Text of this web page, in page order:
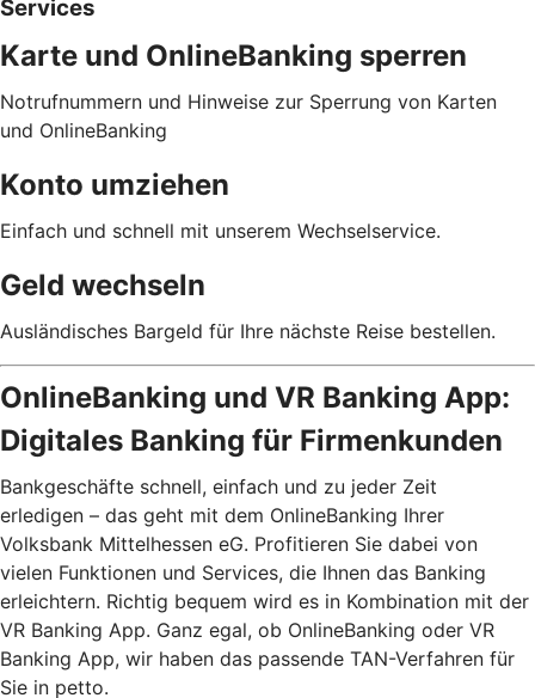
Services
Karte und OnlineBanking sperren
Notrufnummern und Hinweise zur Sperrung von Karten
und OnlineBanking
Konto umziehen
Einfach und schnell mit unserem Wechselservice.
Geld wechseln
Ausländisches Bargeld für Ihre nächste Reise bestellen.
OnlineBanking und VR Banking App:
Digitales Banking für Firmenkunden
Bankgeschäfte schnell, einfach und zu jeder Zeit
erledigen – das geht mit dem OnlineBanking Ihrer
Volksbank Mittelhessen eG. Profitieren Sie dabei von
vielen Funktionen und Services, die Ihnen das Banking
erleichtern. Richtig bequem wird es in Kombination mit der
VR Banking App. Ganz egal, ob OnlineBanking oder VR
Banking App, wir haben das passende TAN-Verfahren für
Sie in petto.